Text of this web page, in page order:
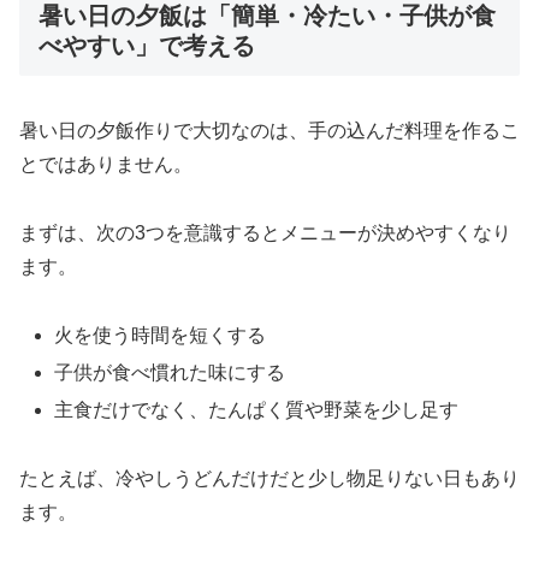
暑い日の夕飯は「簡単・冷たい・子供が食
べやすい」で考える
暑い日の夕飯作りで大切なのは、手の込んだ料理を作るこ
とではありません。
まずは、次の3つを意識するとメニューが決めやすくなり
ます。
火を使う時間を短くする
子供が食べ慣れた味にする
主食だけでなく、たんぱく質や野菜を少し足す
たとえば、冷やしうどんだけだと少し物足りない日もあり
ます。